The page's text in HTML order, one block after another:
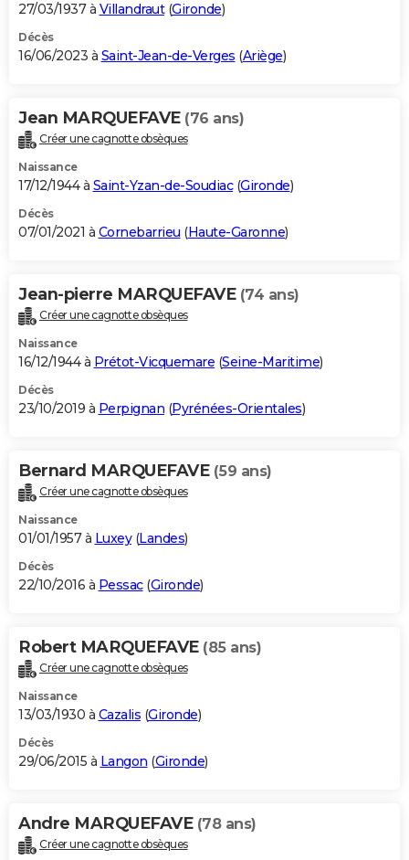
27/03/1937 à Villandraut(Gironde)
Décès
16/06/2023 à Saint-Jean-de-Verges (Ariège)
Jean MARQUEFAVE (76 ans)
Créer une cagnotte obsèques
Naissance
17/12/1944 à Saint-Yzan-de-Soudiac(Gironde)
Décès
07/01/2021 à Cornebarrieu (Haute-Garonne)
Jean-pierre MARQUEFAVE (74 ans)
Créer une cagnotte obsèques
Naissance
16/12/1944 à Prétot-Vicquemare (Seine-Maritime)
Décès
23/10/2019 à Perpignan (Pyrénées-Orientales)
Bernard MARQUEFAVE (59 ans)
Créer une cagnotte obsèques
Naissance
01/01/1957 à Luxey(Landes)
Décès
22/10/2016 à Pessac(Gironde)
Robert MARQUEFAVE (85 ans)
Créer une cagnotte obsèques
Naissance
13/03/1930 à Cazalis (Gironde)
Décès
29/06/2015 à Langon (Gironde)
Andre MARQUEFAVE (78 ans)
Créer une cagnotte obsèques